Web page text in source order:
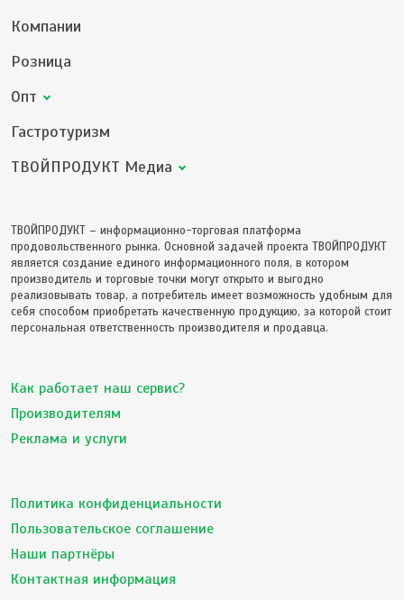
Компании
Розница
Опт
Гастротуризм
ТВОЙПРОДУКТ Медиа
ТВОЙПРОДУКТ – информационно-торговая платформа
продовольственного рынка. Основной задачей проекта ТВОЙПРОДУКТ
является создание единого информационного поля, в котором
производитель и торговые точки могут открыто и выгодно
реализовывать товар, а потребитель имеет возможность удобным для
себя способом приобретать качественную продукцию, за которой стоит
персональная ответственность производителя и продавца.
Как работает наш сервис?
Производителям
Реклама и услуги
Политика конфиденциальности
Пользовательское соглашение
Наши партнёры
Контактная информация